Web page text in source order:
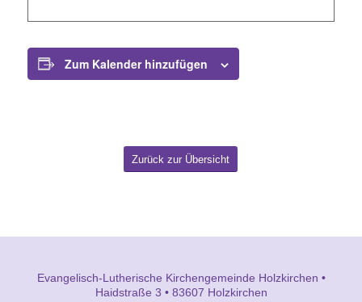
Zum Kalender hinzufügen
Zurück zur Übersicht
Evangelisch-Lutherische Kirchengemeinde Holzkirchen •
Haidstraße 3 • 83607 Holzkirchen